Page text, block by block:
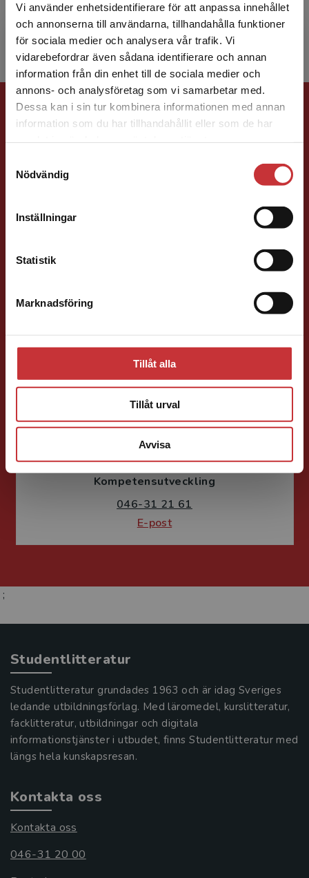
Vi använder enhetsidentifierare för att anpassa innehållet
och annonserna till användarna, tillhandahålla funktioner
för sociala medier och analysera vår trafik. Vi
vidarebefordrar även sådana identifierare och annan
information från din enhet till de sociala medier och
annons- och analysföretag som vi samarbetar med.
Dessa kan i sin tur kombinera informationen med annan
information som du har tillhandahållit eller som de har
Nödvändig
Inställningar
Statistik
Marknadsföring
Tillåt alla
Tillåt urval
Avvisa
Begränsad fraktregion
Det verkar som att du besöker
studentlitteratur.se via en enhet utanför Sverige.
Vi erbjuder inte leveranser utanför Sverige. För
att kunna slutföra ett köp måste
lärarutbildningen vid Malmö universitet. Hon
har flera års erfarenhet av att leda...
Förlagskontakt
Susanne Borg-Törn
Förlagskoordinator Kurslitteratur och
Kompetensutveckling
046-31 21 61
E-post
;
Studentlitteratur
Studentlitteratur grundades 1963 och är idag Sveriges
ledande utbildningsförlag. Med läromedel, kurslitteratur,
facklitteratur, utbildningar och digitala
informationstjänster i utbudet, finns Studentlitteratur med
längs hela kunskapsresan.
Kontakta oss
Kontakta oss
046-31 20 00